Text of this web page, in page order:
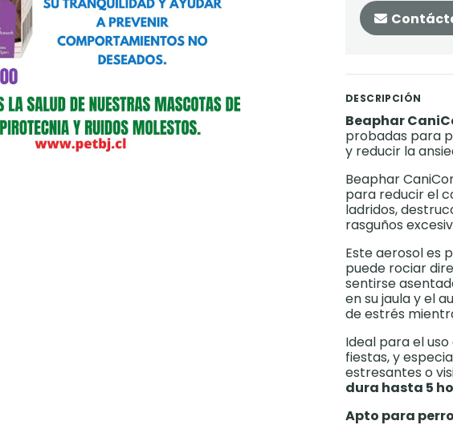
DESCRIPCIÓN
Beaphar
probadas para
y reducir la
Beaphar
para reducir el
ladridos,
rasguños
Este aerosol es
puede rociar
sentirse
en su jaula y el
de estrés
Ideal para el
fiestas, y
estresantes o
dura hasta 5
Apto para